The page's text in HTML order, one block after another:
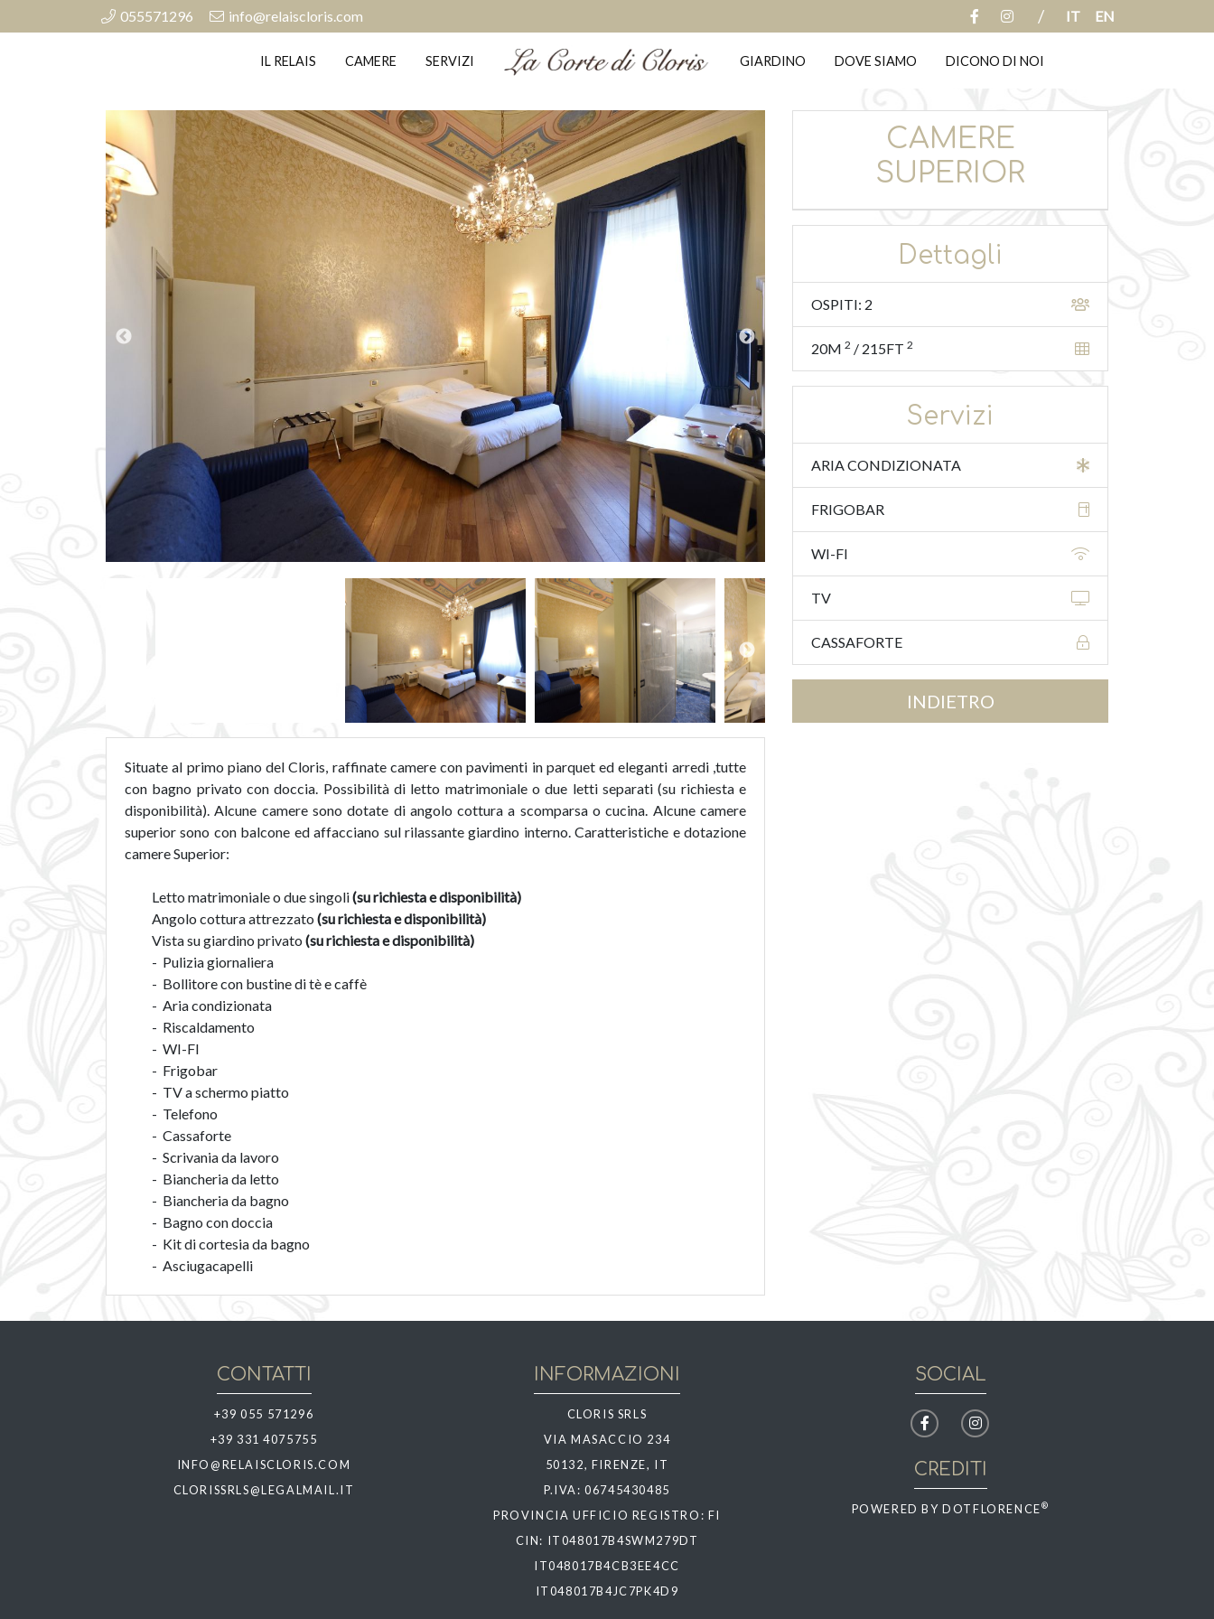
055571296 info@relaiscloris.com / IT EN
IL RELAIS CAMERE SERVIZI GIARDINO DOVE SIAMO DICONO DI NOI
CAMERE
SUPERIOR
Dettagli
OSPITI: 2
20M 2 / 215FT 2
Servizi
ARIA CONDIZIONATA
FRIGOBAR
WI-FI
TV
CASSAFORTE
INDIETRO
Situate al primo piano del Cloris, raffinate camere con pavimenti in parquet ed eleganti arredi ,tutte
con bagno privato con doccia. Possibilità di letto matrimoniale o due letti separati (su richiesta e
disponibilità). Alcune camere sono dotate di angolo cottura a scomparsa o cucina. Alcune camere
superior sono con balcone ed affacciano sul rilassante giardino interno. Caratteristiche e dotazione
camere Superior:
Letto matrimoniale o due singoli(su richiesta e disponibilità)
Angolo cottura attrezzato (su richiesta e disponibilità)
Vista su giardino privato (su richiesta e disponibilità)
- Pulizia giornaliera
- Bollitore con bustine di tè e caffè
- Aria condizionata
- Riscaldamento
- WI-FI
- Frigobar
- TV a schermo piatto
- Telefono
- Cassaforte
- Scrivania da lavoro
- Biancheria da letto
- Biancheria da bagno
- Bagno con doccia
- Kit di cortesia da bagno
- Asciugacapelli
CONTATTI
+39 055 571296
+39 331 4075755
INFO@RELAISCLORIS.COM
CLORISSRLS@LEGALMAIL.IT
INFORMAZIONI
CLORIS SRLS
VIA MASACCIO 234
50132, FIRENZE, IT
P.IVA: 06745430485
PROVINCIA UFFICIO REGISTRO: FI
CIN: IT048017B4SWM279DT
IT048017B4CB3EE4CC
IT048017B4JC7PK4D9
SOCIAL
CREDITI
POWERED BYDOTFLORENCE®